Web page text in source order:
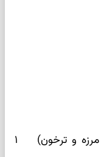
سبزی دلمه (پیازچه، جعفری، شوید، مرزه و ترخون) ۱